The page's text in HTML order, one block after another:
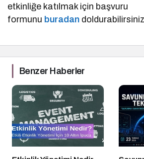
etkinliğe katılmak için başvuru
formunu buradan
Benzer Haberler